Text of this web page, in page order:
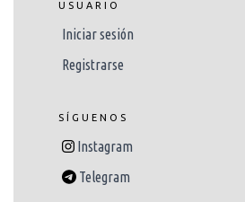
USUARIO
Iniciar sesión
Registrarse
SÍGUENOS
Instagram
Telegram